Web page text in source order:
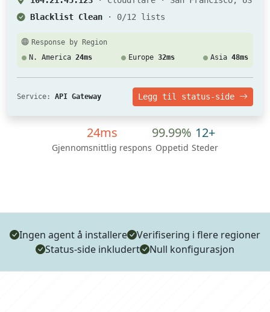
Blacklist Clean
· 0/12 lists
Response by Region
N. America 24ms Europe 32ms Asia 48ms
Service: API Gateway Legg til status-side
24ms
Gjennomsnittlig respons
99.99%
Oppetid
12+
Steder
Ingen agent å installere
Verifisering i flere regioner
Status-side inkludert
Null konfigurasjon